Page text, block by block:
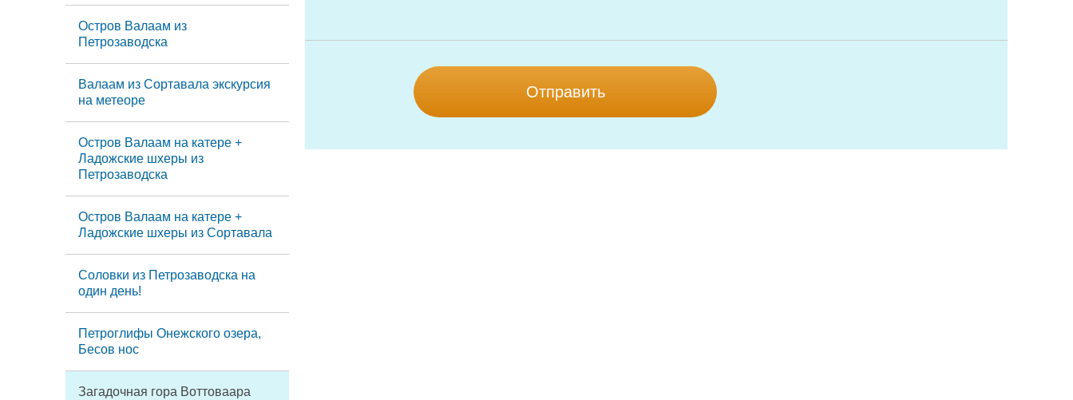
Остров Валаам из
Петрозаводска
Валаам из Сортавала экскурсия
на метеоре
Остров Валаам на катере +
Ладожские шхеры из
Петрозаводска
Остров Валаам на катере +
Ладожские шхеры из Сортавала
Соловки из Петрозаводска на
один день!
Петроглифы Онежского озера,
Бесов нос
Загадочная гора Воттоваара
Отправить